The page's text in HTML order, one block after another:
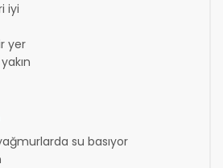
iyi
yer
su basıyor